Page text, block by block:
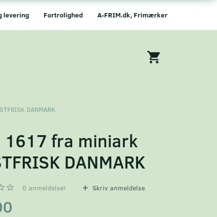
A-FRIM.dk, Frimærker
Fortrolighed
levering
DANMARK
1617 fra miniark
DANMARK
0 anmeldelser Skriv anmeldelse